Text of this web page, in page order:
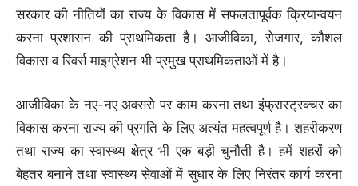
सरकार की नीतियों का राज्य के विकास में सफलतापूर्वक क्रियान्वयन
करना प्रशासन की प्राथमिकता है। आजीविका, रोजगार, कौशल
विकास व रिवर्स माइग्रेशन भी प्रमुख प्राथमिकताओं में है।
आजीविका के नए-नए अवसरो पर काम करना तथा इंफ्रास्ट्रक्चर का
विकास करना राज्य की प्रगति के लिए अत्यंत महत्वपूर्ण है। शहरीकरण
तथा राज्य का स्वास्थ्य क्षेत्र भी एक बड़ी चुनौती है। हमें शहरों को
बेहतर बनाने तथा स्वास्थ्य सेवाओं में सुधार के लिए निरंतर कार्य करना